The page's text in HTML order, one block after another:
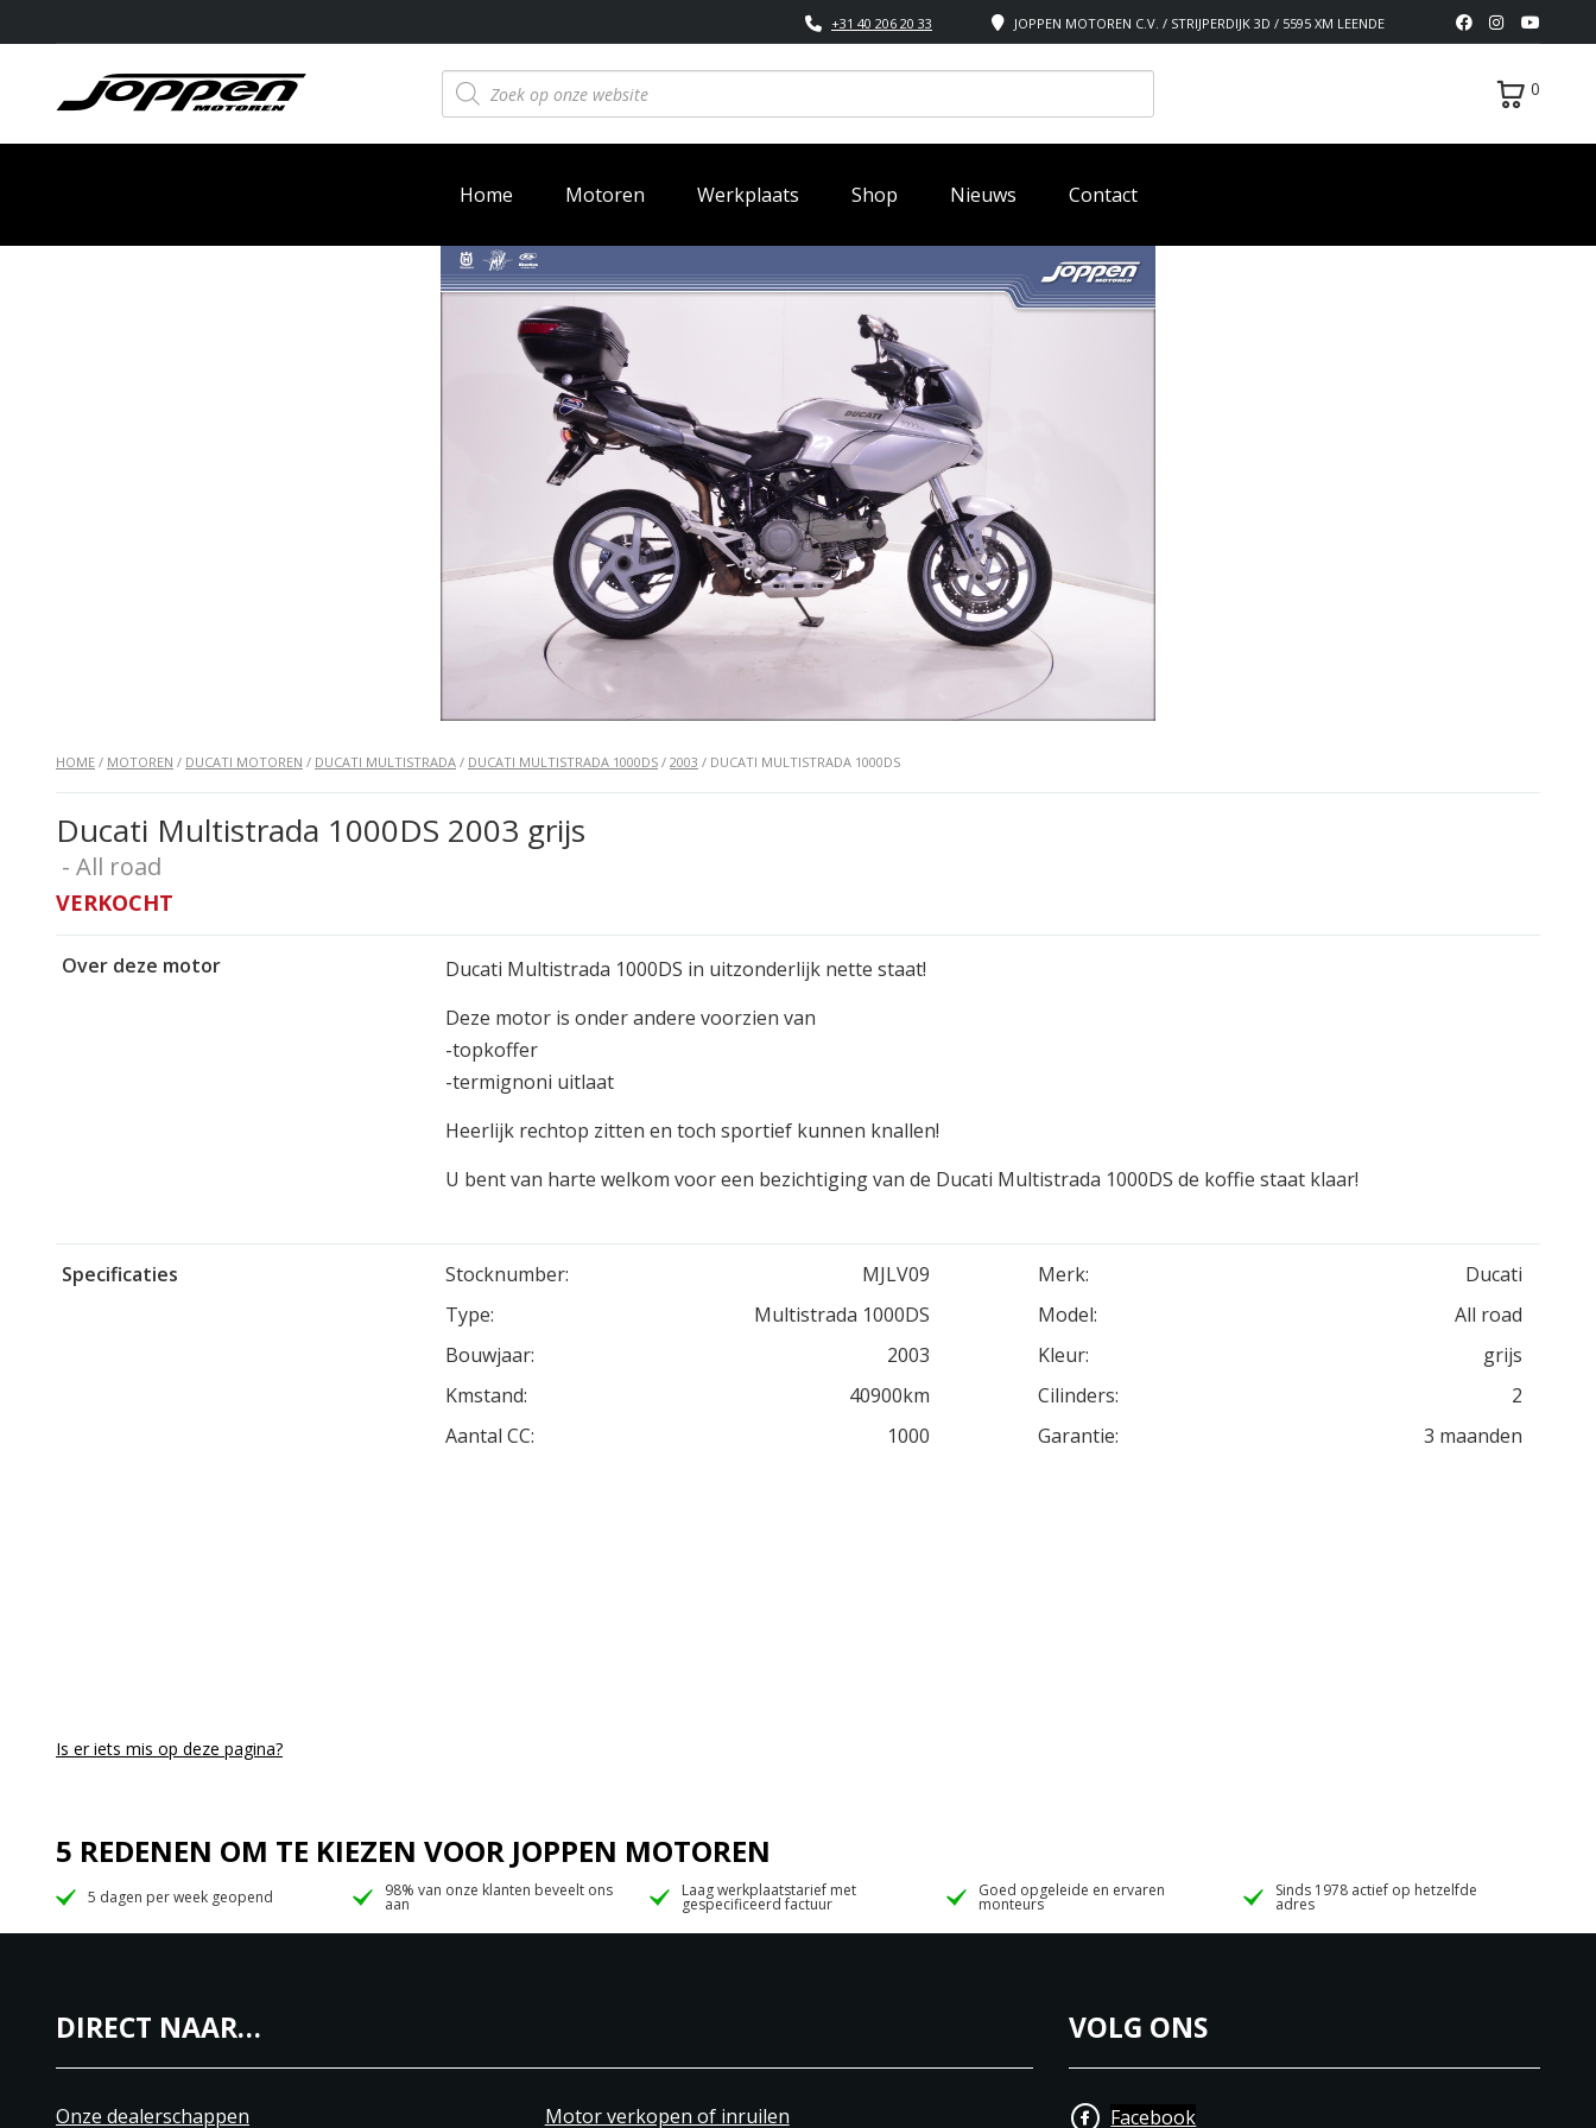
JOPPEN MOTOREN C.V. / STRIJPERDIJK 3D / 5595 XM LEENDE
+31 40 206 20 33
Producten
zoeken 0
Home Motoren Werkplaats Shop Nieuws Contact
HOME / MOTOREN / DUCATI MOTOREN / DUCATI MULTISTRADA / DUCATI MULTISTRADA 1000DS / 2003 / DUCATI MULTISTRADA 1000DS
Ducati Multistrada 1000DS 2003 grijs
- All road
VERKOCHT
Over deze motor
Ducati Multistrada 1000DS in uitzonderlijk nette staat!
Deze motor is onder andere voorzien van
-topkoffer
-termignoni uitlaat
Heerlijk rechtop zitten en toch sportief kunnen knallen!
U bent van harte welkom voor een bezichtiging van de Ducati Multistrada 1000DS de koffie staat klaar!
Specificaties Stocknumber: MJLV09 Merk:
Ducati
Type:
Multistrada 1000DS Model:
All road
Bouwjaar:
2003 Kleur:
grijs
Kmstand:
40900km Cilinders:
2
Aantal CC:
1000 Garantie: 3 maanden
Is er iets mis op deze pagina?
5 REDENEN OM TE KIEZEN VOOR JOPPEN MOTOREN
5 dagen per week geopend 98% van onze klanten beveelt ons
aan
Laag werkplaatstarief met
gespecificeerd factuur
Goed opgeleide en ervaren
monteurs
Sinds 1978 actief op hetzelfde
adres
DIRECT NAAR…
Onze dealerschappen Motor verkopen of inruilen
VOLG ONS
Facebook